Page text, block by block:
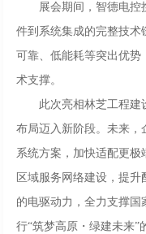
展会期间，智德电控
件到系统集成的完整技术
可靠、低能耗等突出优
术支撑。
此次亮相林芝工程建
布局迈入新阶段。未来，
系统方案，加快适配更
区域服务网络建设，提
的电驱动力，全力支撑
行“筑梦高原・绿建未来”